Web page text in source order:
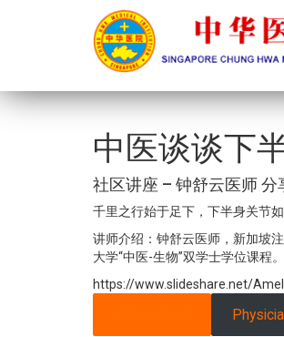
中医谈谈下
社区讲座 – 钟舒云医师 分
千里之行始于足下，下半身关节
讲师介绍：钟舒云医师，新加坡
大学“中医-生物”双学士学位课程。
https://www.slideshare.net/